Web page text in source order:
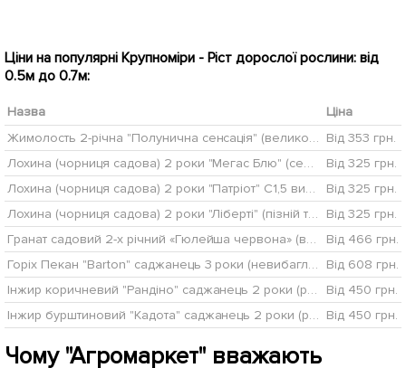
Ціни на популярні Крупноміри - Ріст дорослої рослини: від
0.5м до 0.7м:
Назва
Ціна
Жимолость 2-річна "Полунична сенсація" (великоплідний, ранній сорт) С1,5 Від 353 грн.
Лохина (чорниця садова) 2 роки "Мегас Блю" (середній термін дозрівання) С2 висота 50-60см
Від 325 грн.
Лохина (чорниця садова) 2 роки "Патріот" С1,5 висота 50-60см
Від 325 грн.
Лохина (чорниця садова) 2 роки "Ліберті" (пізній термін дозрівання) С2 висота 50-60см
Від 325 грн.
Гранат садовий 2-х річний «Гюлейша червона» (висота саджанця 40-60см)
Від 466 грн.
Горіх Пекан "Barton" саджанець 3 роки (невибагливий, високоврожайний)
Від 608 грн.
Інжир коричневий "Рандіно" саджанець 2 роки (ремонтантний, ранній сорт)
Від 450 грн.
Інжир бурштиновий "Кадота" саджанець 2 роки (ремонтантний, ранній сорт) Від 450 грн.
Чому "Агромаркет" вважають